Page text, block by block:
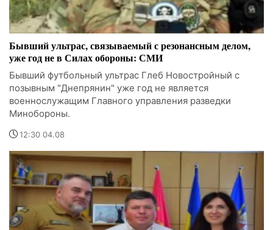
Бывший ультрас, связываемый с резонансным делом,
уже год не в Силах обороны: СМИ
Бывший футбольный ультрас Глеб Новостройный с
позывным "Днепрянин" уже год не является
военнослужащим Главного управления разведки
Минобороны.
12:30 04.08